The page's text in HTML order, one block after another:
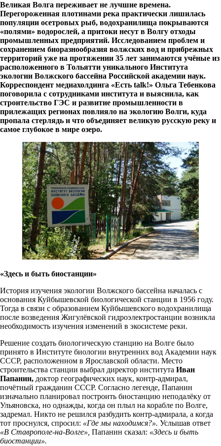
Великая Волга переживает не лучшие времена.
Перегороженная плотинами река практически лишилась
популяции осетровых рыб, водохранилища покрываются
«полями» водорослей, а притоки несут в Волгу отходы
промышленных предприятий. Исследованием проблем и
сохранением биоразнообразия волжских вод и прибрежных
территорий уже на протяжении 35 лет занимаются учёные из
расположенного в Тольятти уникального Института
экологии Волжского бассейна Российской академии наук.
Корреспондент медиахолдинга «Есть talk!» Ольга Тебенкова
поговорила с сотрудниками института и выяснила, как
строительство ГЭС и развитие промышленности в
прилежащих регионах повлияло на экологию Волги, куда
пропала стерлядь и что объединяет великую русскую реку и
самое глубокое в мире озеро.
«Здесь и быть биостанции»
История изучения экологии Волжского бассейна началась с
основания Куйбышевской биологической станции в 1956 году.
Тогда в связи с образованием Куйбышевского водохранилища
после возведения Жигулёвской гидроэлектростанции возникла
необходимость изучения изменений в экосистеме реки.
Решение создать биологическую станцию на Волге было
принято в Институте биологии внутренних вод Академии наук
СССР, расположенном в Ярославской области. Место
строительства станции выбрал директор института Иван
Папанин, доктор географических наук, контр-адмирал,
почётный гражданин СССР. Согласно легенде, Папанин
изначально планировал построить биостанцию неподалёку от
Ульяновска, но однажды, когда он плыл на корабле по Волге,
задремал. Никто не решился разбудить контр-адмирала, а когда
тот проснулся, спросил: «Где мы находимся?». Услышав ответ
«В Ставрополе-на-Волге», Папанин сказал: «Здесь и быть
биостанции».